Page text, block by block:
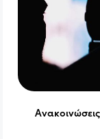
Ανακοινώσεις